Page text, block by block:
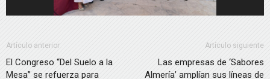
Artículo anterior
El Congreso “Del Suelo a la
Mesa” se refuerza para
Artículo siguiente
Las empresas de ‘Sabores
Almería’ amplían sus líneas de